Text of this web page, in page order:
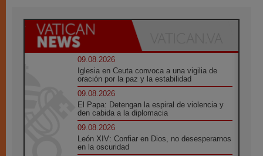
09.08.2026
Iglesia en Ceuta convoca a una vigilia de
oración por la paz y la estabilidad
09.08.2026
El Papa: Detengan la espiral de violencia y
den cabida a la diplomacia
09.08.2026
León XIV: Confiar en Dios, no desesperarnos
en la oscuridad